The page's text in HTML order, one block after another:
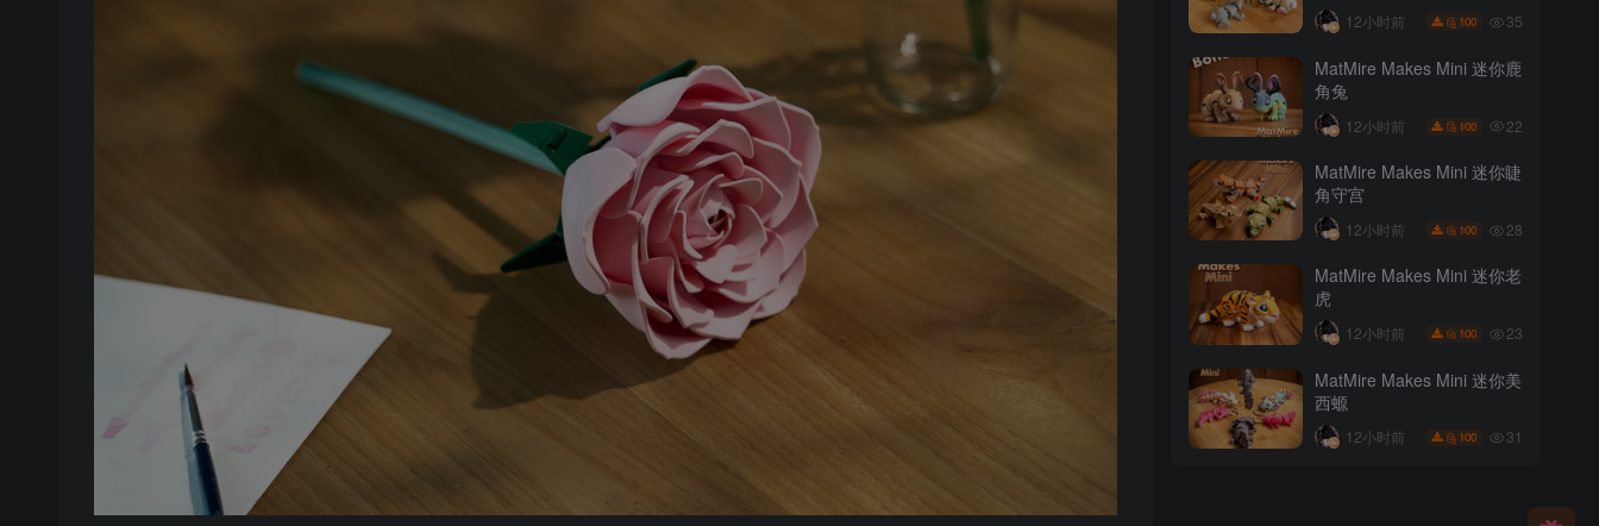
12小时前 100 35
MatMire Makes Mini 迷你鹿
角兔
12小时前 100 22
MatMire Makes Mini 迷你睫
角守宫
12小时前 100 28
MatMire Makes Mini 迷你老
虎
12小时前 100 23
MatMire Makes Mini 迷你美
西螈
12小时前 100 31